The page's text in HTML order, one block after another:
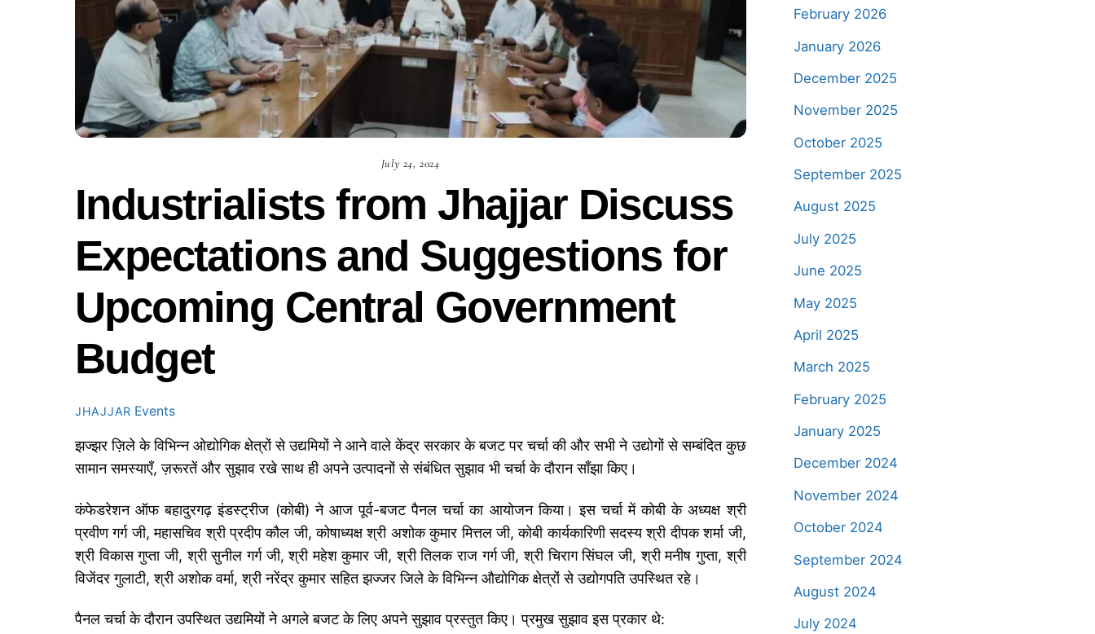
July 24, 2024
Industrialists from Jhajjar Discuss
Expectations and Suggestions for
Upcoming Central Government
Budget
JHAJJAR Events
झज्झर ज़िले के विभिन्न ओद्योगिक क्षेत्रों से उद्यमियों ने आने वाले केंद्र सरकार के बजट पर चर्चा की और सभी ने उद्योगों से सम्बंदित कुछ
सामान समस्याएँ, ज़रूरतें और सुझाव रखे साथ ही अपने उत्पादनों से संबंधित सुझाव भी चर्चा के दौरान साँझा किए।
कंफेडरेशन ऑफ बहादुरगढ़ इंडस्ट्रीज (कोबी) ने आज पूर्व-बजट पैनल चर्चा का आयोजन किया। इस चर्चा में कोबी के अध्यक्ष श्री
प्रवीण गर्ग जी, महासचिव श्री प्रदीप कौल जी, कोषाध्यक्ष श्री अशोक कुमार मित्तल जी, कोबी कार्यकारिणी सदस्य श्री दीपक शर्मा जी,
श्री विकास गुप्ता जी, श्री सुनील गर्ग जी, श्री महेश कुमार जी, श्री तिलक राज गर्ग जी, श्री चिराग सिंघल जी, श्री मनीष गुप्ता, श्री
विजेंदर गुलाटी, श्री अशोक वर्मा, श्री नरेंद्र कुमार सहित झज्जर जिले के विभिन्न औद्योगिक क्षेत्रों से उद्योगपति उपस्थित रहे।
पैनल चर्चा के दौरान उपस्थित उद्यमियों ने अगले बजट के लिए अपने सुझाव प्रस्तुत किए। प्रमुख सुझाव इस प्रकार थे:
February 2026
January 2026
December 2025
November 2025
October 2025
September 2025
August 2025
July 2025
June 2025
May 2025
April 2025
March 2025
February 2025
January 2025
December 2024
November 2024
October 2024
September 2024
August 2024
July 2024